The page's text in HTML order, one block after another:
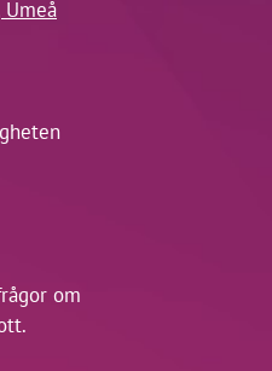
Umeå
om